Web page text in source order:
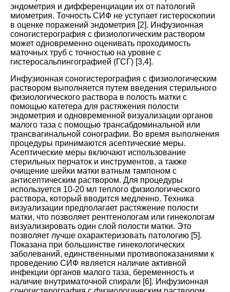
эндометрия и дифференциации их от патологий
миометрия. Точность СИФ не уступает гистероскопии
в оценке поражений эндометрия [2]. Инфузионная
соногистерография с физиологическим раствором
может одновременно оценивать проходимость
маточных труб с точностью на уровне с
гистеросальпингографией (ГСГ) [3,4].
Инфузионная соногистерография с физиологическим
раствором выполняется путем введения стерильного
физиологического раствора в полость матки с
помощью катетера для растяжения полости
эндометрия и одновременной визуализации органов
малого таза с помощью трансабдоминальной или
трансвагинальной сонографии. Во время выполнения
процедуры принимаются асептические меры.
Асептические меры включают использование
стерильных перчаток и инструментов, а также
очищение шейки матки ватным тампоном с
антисептическим раствором. Для процедуры
используется 10-20 мл теплого физиологического
раствора, который вводится медленно. Техника
визуализации предполагает растяжение полости
матки, что позволяет рентгенологам или гинекологам
визуализировать один слой полости матки. Это
позволяет лучше охарактеризовать патологию [5].
Показана при большинстве гинекологических
заболеваний, единственными противопоказаниями к
проведению СИФ является наличие активной
инфекции органов малого таза, беременность и
наличие внутриматочной спирали [6]. Инфузионная